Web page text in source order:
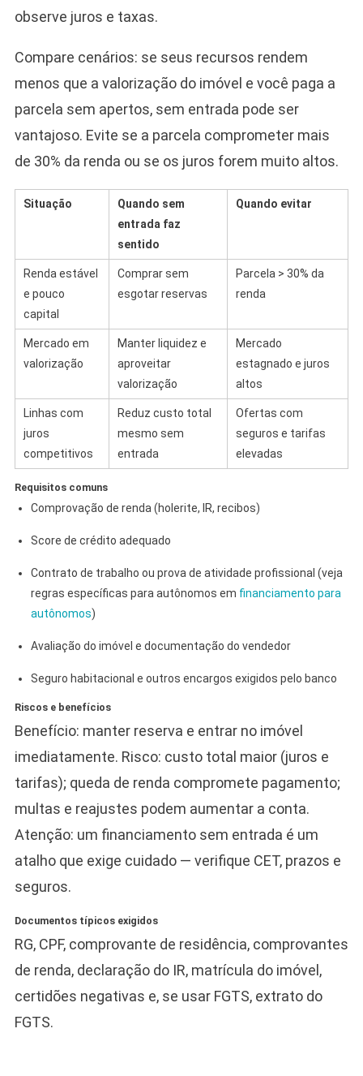
observe juros e taxas.
Compare cenários: se seus recursos rendem
menos que a valorização do imóvel e você paga a
parcela sem apertos, sem entrada pode ser
vantajoso. Evite se a parcela comprometer mais
de 30% da renda ou se os juros forem muito altos.
Situação
Quando sem
entrada faz
sentido
Quando evitar
Renda estável
e pouco
capital
Comprar sem
esgotar reservas
Parcela > 30% da
renda
Mercado em
valorização
Manter liquidez e
aproveitar
valorização
Mercado
estagnado e juros
altos
Linhas com
juros
competitivos
Reduz custo total
mesmo sem
entrada
Ofertas com
seguros e tarifas
elevadas
Requisitos comuns
Comprovação de renda (holerite, IR, recibos)
Score de crédito adequado
Contrato de trabalho ou prova de atividade profissional (veja
regras específicas para autônomos em financiamento para
autônomos)
Avaliação do imóvel e documentação do vendedor
Seguro habitacional e outros encargos exigidos pelo banco
Riscos e benefícios
Benefício: manter reserva e entrar no imóvel
imediatamente. Risco: custo total maior (juros e
tarifas); queda de renda compromete pagamento;
multas e reajustes podem aumentar a conta.
Atenção: um financiamento sem entrada é um
atalho que exige cuidado — verifique CET, prazos e
seguros.
Documentos típicos exigidos
RG, CPF, comprovante de residência, comprovantes
de renda, declaração do IR, matrícula do imóvel,
certidões negativas e, se usar FGTS, extrato do
FGTS.